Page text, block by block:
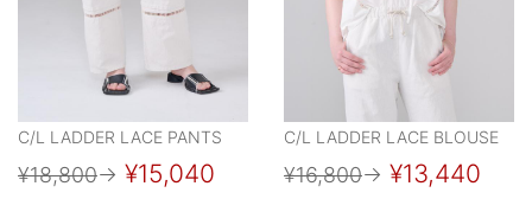
C/L LADDER LACE PANTS
¥18,800→ ¥15,040
C/L LADDER LACE BLOUSE
¥16,800→ ¥13,440